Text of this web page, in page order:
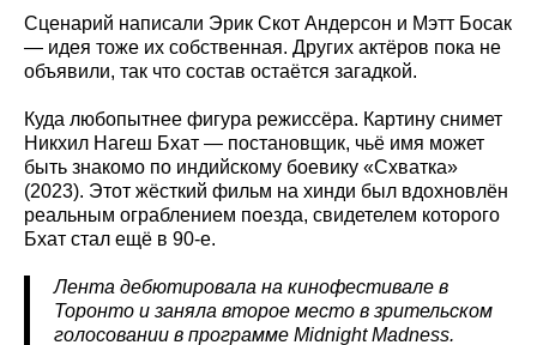
Сценарий написали Эрик Скот Андерсон и Мэтт Босак
— идея тоже их собственная. Других актёров пока не
объявили, так что состав остаётся загадкой.
Куда любопытнее фигура режиссёра. Картину снимет
Никхил Нагеш Бхат — постановщик, чьё имя может
быть знакомо по индийскому боевику «Схватка»
(2023). Этот жёсткий фильм на хинди был вдохновлён
реальным ограблением поезда, свидетелем которого
Бхат стал ещё в 90-е.
Лента дебютировала на кинофестивале в
Торонто и заняла второе место в зрительском
голосовании в программе Midnight Madness.